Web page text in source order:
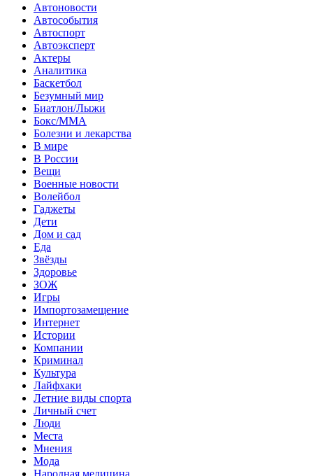
Автоновости
Автособытия
Автоспорт
Автоэксперт
Актеры
Аналитика
Баскетбол
Безумный мир
Биатлон/Лыжи
Бокс/MMA
Болезни и лекарства
В мире
В России
Вещи
Военные новости
Волейбол
Гаджеты
Дети
Дом и сад
Еда
Звёзды
Здоровье
ЗОЖ
Игры
Импортозамещение
Интернет
Истории
Компании
Криминал
Культура
Лайфхаки
Летние виды спорта
Личный счет
Люди
Места
Мнения
Мода
Народная медицина